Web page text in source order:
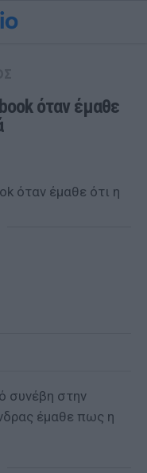
όταν έμαθε
συνέβη στην
έμαθε πως η